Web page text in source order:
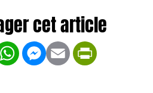
X WhatsApp
Messenger
Email